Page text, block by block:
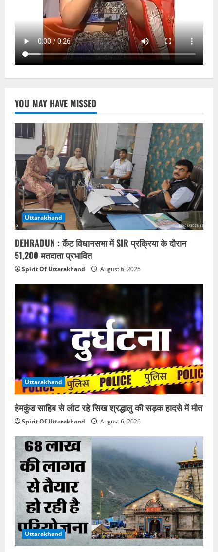
YOU MAY HAVE MISSED
Uttarakhand
DEHRADUN : कैंट विधानसभा में SIR प्रक्रिया के दौरान
51,200 मतदाता प्रभावित
Spirit Of Uttarakhand August 6, 2026
Uttarakhand
हेमकुंड साहिब से लौट रहे सिख श्रद्धालु की सड़क हादसे में मौत
Spirit Of Uttarakhand August 6, 2026
Uttarakhand